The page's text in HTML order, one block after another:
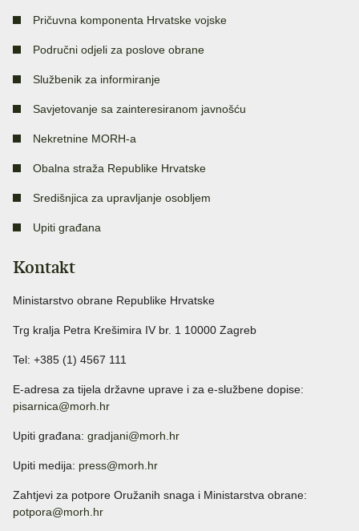
Pričuvna komponenta Hrvatske vojske
Područni odjeli za poslove obrane
Službenik za informiranje
Savjetovanje sa zainteresiranom javnošću
Nekretnine MORH-a
Obalna straža Republike Hrvatske
Središnjica za upravljanje osobljem
Upiti građana
Kontakt
Ministarstvo obrane Republike Hrvatske
Trg kralja Petra Krešimira IV br. 1 10000 Zagreb
Tel: +385 (1) 4567 111
E-adresa za tijela državne uprave i za e-službene dopise:
pisarnica@morh.hr
Upiti građana: gradjani@morh.hr
Upiti medija: press@morh.hr
Zahtjevi za potpore Oružanih snaga i Ministarstva obrane:
potpora@morh.hr